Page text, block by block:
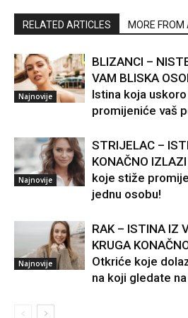
RELATED ARTICLES MORE
Najnovije
BLIZANCI –
VAM BLISKA
Istina koja
promijeniće vaš
Najnovije
STRIJELAC –
KONAČNO
koje stiže
jednu osobu!
Najnovije
RAK – ISTINA IZ
KRUGA
Otkriće koje
na koji gledate